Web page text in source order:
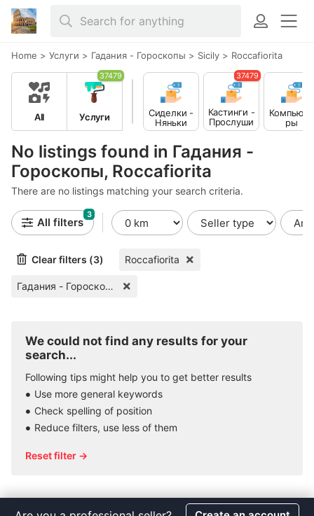
Home > Услуги > Гадания - Гороскопы > Sicily > Roccafiorita
No listings found in Гадания -
Гороскопы, Roccafiorita
There are no listings matching your search criteria.
All Услуги
37479
Сиделки -
Няньки
Кастинги -
Прослуши
вания
37479
Компьюте
ры
All filters
3
Clear filters (3) Roccafiorita
Гадания - Гороскопы
We could not find any results for your
search...
Following tips might help you to get better results
Use more general keywords
Check spelling of position
Reduce filters, use less of them
Reset filter →